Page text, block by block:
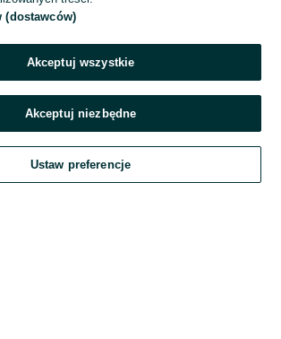
Zaloguj się
jednego z dostawców wskazanych powyżej,
OLX.pl w jego aktualnym brzmieniu.
(dostawców)
Akceptuj wszystkie
Akceptuj niezbędne
Ustaw preferencje